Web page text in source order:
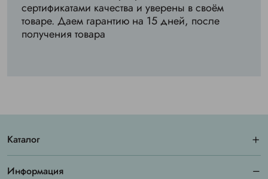
сертификатами качества и уверены в своём
товаре. Даем гарантию на 15 дней, после
получения товара
Каталог
Информация